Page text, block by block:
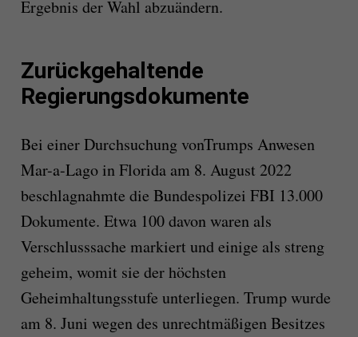
Ergebnis der Wahl abzuändern.
Zurückgehaltende
Regierungsdokumente
Bei einer Durchsuchung vonTrumps Anwesen
Mar-a-Lago in Florida am 8. August 2022
beschlagnahmte die Bundespolizei FBI 13.000
Dokumente. Etwa 100 davon waren als
Verschlusssache markiert und einige als streng
geheim, womit sie der höchsten
Geheimhaltungsstufe unterliegen. Trumpwurde
am 8. Juni wegen des unrechtmäßigen Besitzes